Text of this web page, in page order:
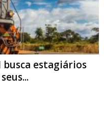
busca estagiários